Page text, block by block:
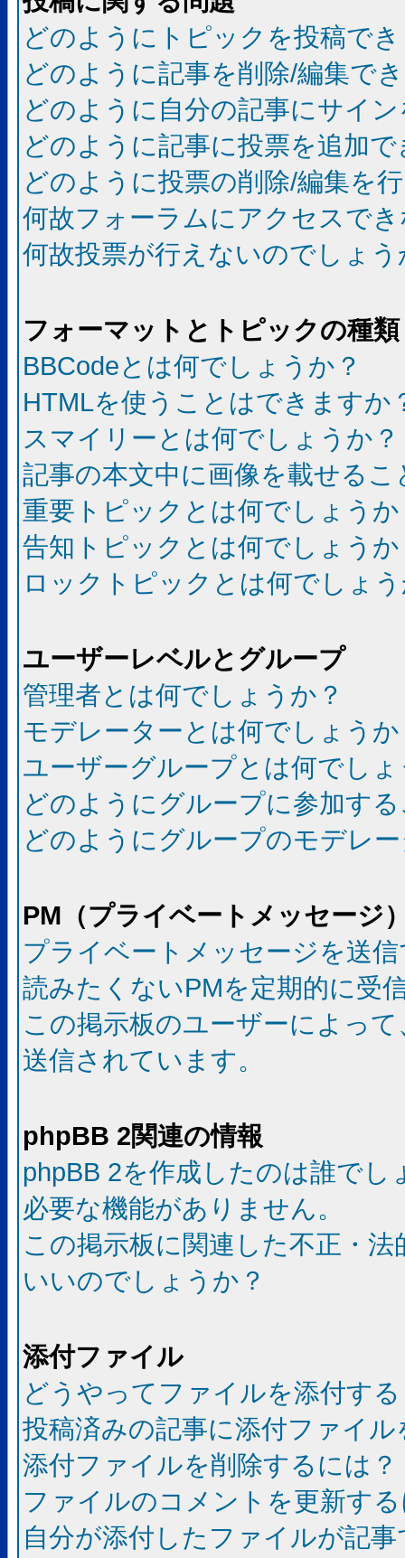
どのようにトピックを投稿で
どのように記事を削除/編集で
どのように自分の記事にサイ
どのように記事に投票を追加
どのように投票の削除/編集を
何故フォーラムにアクセスで
何故投票が行えないのでしょう
フォーマットとトピックの種類
BBCodeとは何でしょうか？
HTMLを使うことはできますか
スマイリーとは何でしょうか？
記事の本文中に画像を載せる
重要トピックとは何でしょうか
告知トピックとは何でしょうか
ロックトピックとは何でしょ
ユーザーレベルとグループ
管理者とは何でしょうか？
モデレーターとは何でしょうか
ユーザーグループとは何でし
どのようにグループに参加す
どのようにグループのモデレ
PM（プライベートメッセージ
プライベートメッセージを送
読みたくないPMを定期的に受
この掲示板のユーザーによっ
送信されています。
phpBB 2関連の情報
phpBB 2を作成したのは誰でし
必要な機能がありません。
この掲示板に関連した不正・
いいのでしょうか？
添付ファイル
どうやってファイルを添付す
投稿済みの記事に添付ファイ
添付ファイルを削除するには？
ファイルのコメントを更新す
自分が添付したファイルが記